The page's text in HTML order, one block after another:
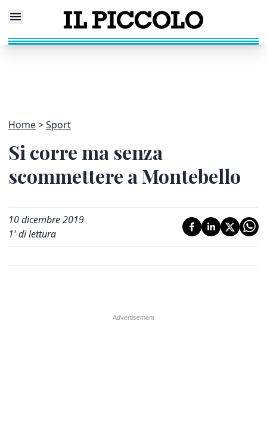
Home Sport
Si corre ma senza
scommettere a Montebello
10 dicembre 2019
1' di lettura